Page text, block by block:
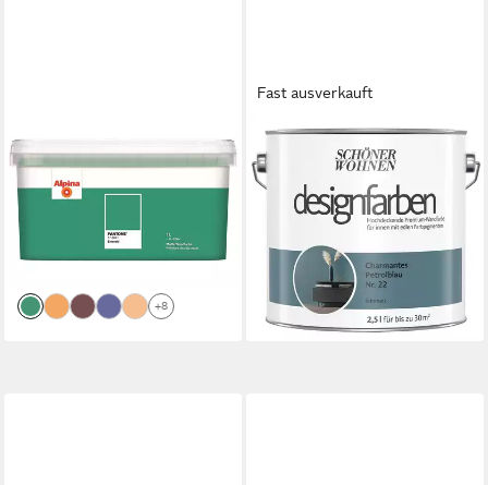
ALPINA
Wandfarbe Alpina PANTONE®
1 Liter
ab 17,99 €
(17,99 €/ 1 l)
+8
Fast ausverkauft
SCHÖNER WOHNEN FARBE
Wandfarbe Schöner Wohnen
Designfarben 2,5 Ltr.
Charmantes Petrolblau Nr. 22
(13,20 €/ 1 l)
lieferbar - in 2-3 Werktagen bei dir